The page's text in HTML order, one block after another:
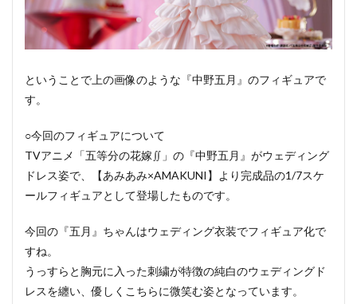
ということで上の画像のような『中野五月』のフィギュアで
す。
○今回のフィギュアについて
TVアニメ「五等分の花嫁∬」の『中野五月』がウェディング
ドレス姿で、【あみあみ×AMAKUNI】より完成品の1/7スケ
ールフィギュアとして登場したものです。
今回の『五月』ちゃんはウェディング衣装でフィギュア化で
すね。
うっすらと胸元に入った刺繍が特徴の純白のウェディングド
レスを纏い、優しくこちらに微笑む姿となっています。